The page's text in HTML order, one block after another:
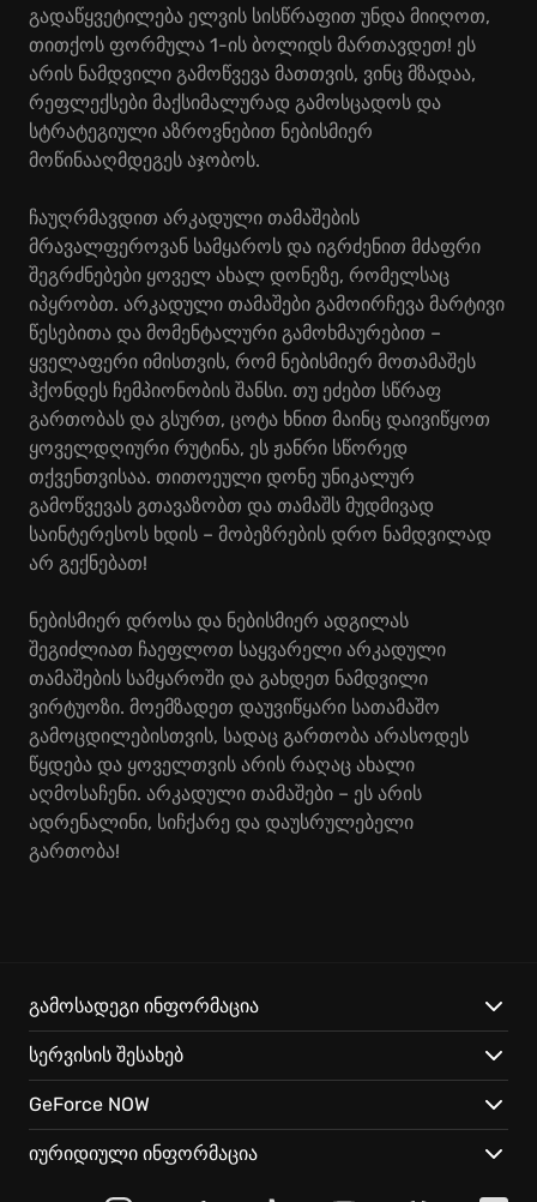
გადაწყვეტილება ელვის სისწრაფით უნდა მიიღოთ,
თითქოს ფორმულა 1-ის ბოლიდს მართავდეთ! ეს
არის ნამდვილი გამოწვევა მათთვის, ვინც მზადაა,
რეფლექსები მაქსიმალურად გამოსცადოს და
სტრატეგიული აზროვნებით ნებისმიერ
მოწინააღმდეგეს აჯობოს.
ჩაუღრმავდით არკადული თამაშების
მრავალფეროვან სამყაროს და იგრძენით მძაფრი
შეგრძნებები ყოველ ახალ დონეზე, რომელსაც
იპყრობთ. არკადული თამაშები გამოირჩევა მარტივი
წესებითა და მომენტალური გამოხმაურებით –
ყველაფერი იმისთვის, რომ ნებისმიერ მოთამაშეს
ჰქონდეს ჩემპიონობის შანსი. თუ ეძებთ სწრაფ
გართობას და გსურთ, ცოტა ხნით მაინც დაივიწყოთ
ყოველდღიური რუტინა, ეს ჟანრი სწორედ
თქვენთვისაა. თითოეული დონე უნიკალურ
გამოწვევას გთავაზობთ და თამაშს მუდმივად
საინტერესოს ხდის – მობეზრების დრო ნამდვილად
არ გექნებათ!
ნებისმიერ დროსა და ნებისმიერ ადგილას
შეგიძლიათ ჩაეფლოთ საყვარელი არკადული
თამაშების სამყაროში და გახდეთ ნამდვილი
ვირტუოზი. მოემზადეთ დაუვიწყარი სათამაშო
გამოცდილებისთვის, სადაც გართობა არასოდეს
წყდება და ყოველთვის არის რაღაც ახალი
აღმოსაჩენი. არკადული თამაშები – ეს არის
ადრენალინი, სიჩქარე და დაუსრულებელი
გართობა!
გამოსადეგი ინფორმაცია
სერვისის შესახებ
GeForce NOW
იურიდიული ინფორმაცია